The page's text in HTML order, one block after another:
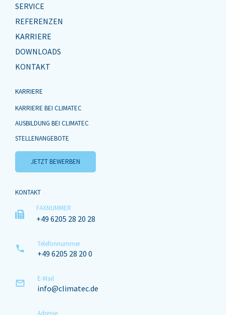
SERVICE
REFERENZEN
KARRIERE
DOWNLOADS
KONTAKT
KARRIERE
KARRIERE BEI CLIMATEC
AUSBILDUNG BEI CLIMATEC
STELLENANGEBOTE
JETZT BEWERBEN
KONTAKT
FAXNUMMER
+49 6205 28 20 28
Telefonnummer
+49 6205 28 20 0
E-Mail
info@climatec.de
Adresse